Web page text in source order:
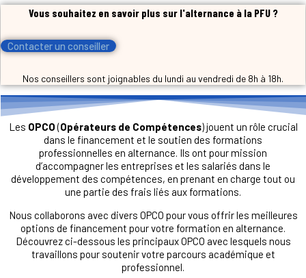
Vous souhaitez en savoir plus sur l'alternance à la PFU ?
Contacter un conseiller
Nos conseillers sont joignables du lundi au vendredi de 8h à 18h.
Les OPCO(Opérateurs de Compétences) jouent un rôle crucial
dans le financement et le soutien des formations
professionnelles en alternance. Ils ont pour mission
d’accompagner les entreprises et les salariés dans le
développement des compétences, en prenant en charge tout ou
une partie des frais liés aux formations.
Nous collaborons avec divers OPCO pour vous offrir les meilleures
options de financement pour votre formation en alternance.
Découvrez ci-dessous les principaux OPCO avec lesquels nous
travaillons pour soutenir votre parcours académique et
professionnel.